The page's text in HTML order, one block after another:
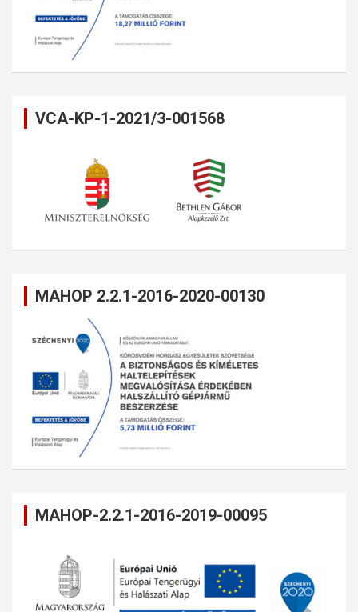
VCA-KP-1-2021/3-001568
MAHOP 2.2.1-2016-2020-00130
MAHOP-2.2.1-2016-2019-00095